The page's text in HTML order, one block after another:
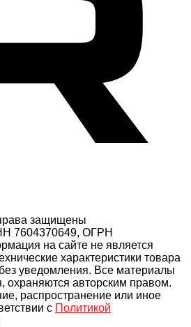
защищены
7604370649, ОГРН
на сайте не является
характеристики товара
уведомления. Все материалы
охраняются авторским правом.
распространение или иное
с Политикой